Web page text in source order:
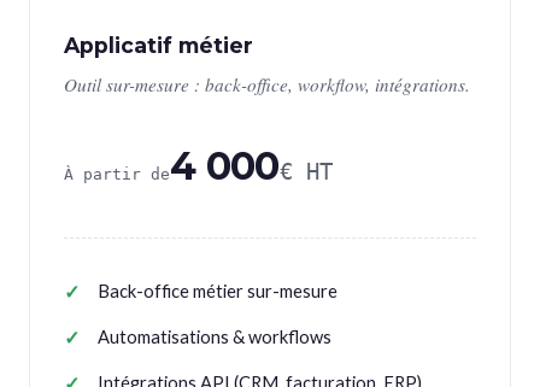
Applicatif métier
Outil sur-mesure : back-office, workflow, intégrations.
À partir de4 000€ HT
Back-office métier sur-mesure
Automatisations & workflows
Intégrations API (CRM, facturation, ERP)